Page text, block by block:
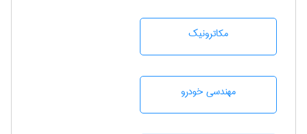
مکاترونیک
مهندسی خودرو